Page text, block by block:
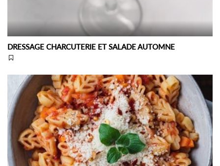
DRESSAGE CHARCUTERIE ET SALADE AUTOMNE